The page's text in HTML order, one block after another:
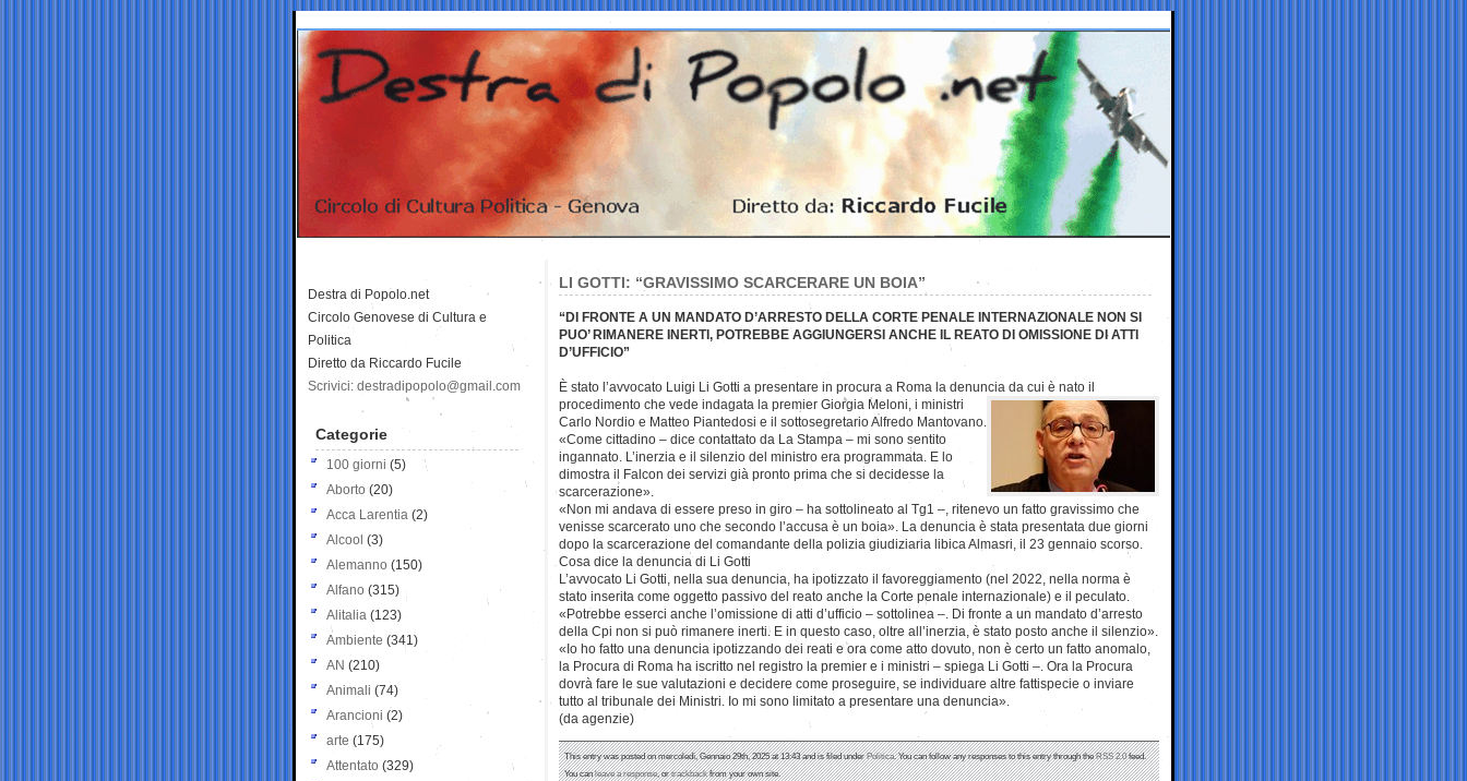
LI GOTTI: “GRAVISSIMO SCARCERARE UN BOIA”
“DI FRONTE A UN MANDATO D’ARRESTO DELLA CORTE PENALE INTERNAZIONALE NON SI
PUO’ RIMANERE INERTI, POTREBBE AGGIUNGERSI ANCHE IL REATO DI OMISSIONE DI ATTI
D’UFFICIO”
È stato l’avvocato Luigi Li Gotti a presentare in procura a Roma la denuncia da cui è nato il
procedimento che vede indagata la premier Giorgia Meloni, i ministri
Carlo Nordio e Matteo Piantedosi e il sottosegretario Alfredo Mantovano.
«Come cittadino – dice contattato da La Stampa – mi sono sentito
ingannato. L’inerzia e il silenzio del ministro era programmata. E lo
dimostra il Falcon dei servizi già pronto prima che si decidesse la
scarcerazione».
«Non mi andava di essere preso in giro – ha sottolineato al Tg1 –, ritenevo un fatto gravissimo che
venisse scarcerato uno che secondo l’accusa è un boia». La denuncia è stata presentata due giorni
dopo la scarcerazione del comandante della polizia giudiziaria libica Almasri, il 23 gennaio scorso.
Cosa dice la denuncia di Li Gotti
L’avvocato Li Gotti, nella sua denuncia, ha ipotizzato il favoreggiamento (nel 2022, nella norma è
stato inserita come oggetto passivo del reato anche la Corte penale internazionale) e il peculato.
«Potrebbe esserci anche l’omissione di atti d’ufficio – sottolinea –. Di fronte a un mandato d’arresto
della Cpi non si può rimanere inerti. E in questo caso, oltre all’inerzia, è stato posto anche il silenzio».
«Io ho fatto una denuncia ipotizzando dei reati e ora come atto dovuto, non è certo un fatto anomalo,
la Procura di Roma ha iscritto nel registro la premier e i ministri – spiega Li Gotti –. Ora la Procura
dovrà fare le sue valutazioni e decidere come proseguire, se individuare altre fattispecie o inviare
tutto al tribunale dei Ministri. Io mi sono limitato a presentare una denuncia».
(da agenzie)
This entry was posted on mercoledì, Gennaio 29th, 2025 at 13:43 and is filed underPolitica. You can follow any responses to this entry through theRSS 2.0feed.
You canleave a response, ortrackbackfrom your own site.
Destra di Popolo.net
Circolo Genovese di Cultura e
Politica
Diretto da Riccardo Fucile
Scrivici: destradipopolo@gmail.com
Categorie
100 giorni (5)
Aborto (20)
Acca Larentia (2)
Alcool (3)
Alemanno (150)
Alfano (315)
Alitalia (123)
Ambiente (341)
AN (210)
Animali (74)
Arancioni (2)
arte (175)
Attentato (329)